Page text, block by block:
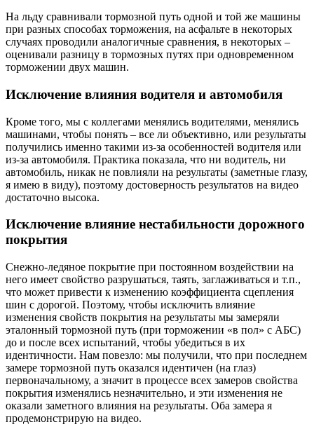
На льду сравнивали тормозной путь одной и той же машины
при разных способах торможения, на асфальте в некоторых
случаях проводили аналогичные сравнения, в некоторых –
оценивали разницу в тормозных путях при одновременном
торможении двух машин.
Исключение влияния водителя и автомобиля
Кроме того, мы с коллегами менялись водителями, менялись
машинами, чтобы понять – все ли объективно, или результаты
получились именно такими из-за особенностей водителя или
из-за автомобиля. Практика показала, что ни водитель, ни
автомобиль, никак не повлияли на результаты (заметные глазу,
я имею в виду), поэтому достоверность результатов на видео
достаточно высока.
Исключение влияние нестабильности дорожного
покрытия
Снежно-ледяное покрытие при постоянном воздействии на
него имеет свойство разрушаться, таять, заглаживаться и т.п.,
что может привести к изменению коэффициента сцепления
шин с дорогой. Поэтому, чтобы исключить влияние
изменения свойств покрытия на результаты мы замеряли
эталонный тормозной путь (при торможении «в пол» с АБС)
до и после всех испытаний, чтобы убедиться в их
идентичности. Нам повезло: мы получили, что при последнем
замере тормозной путь оказался идентичен (на глаз)
первоначальному, а значит в процессе всех замеров свойства
покрытия изменялись незначительно, и эти изменения не
оказали заметного влияния на результаты. Оба замера я
продемонстрирую на видео.